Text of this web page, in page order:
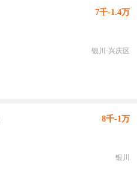
7千-1.4万
银川·兴庆区
8千-1万
银川